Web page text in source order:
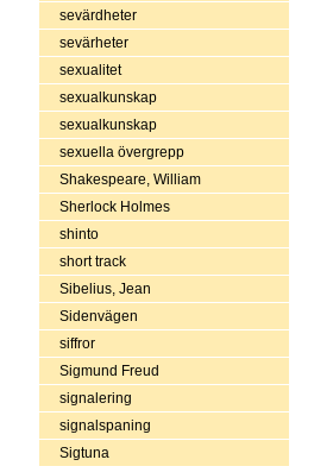
sevärdheter
sevärheter
sexualitet
sexualkunskap
sexualkunskap
sexuella övergrepp
Shakespeare, William
Sherlock Holmes
shinto
short track
Sibelius, Jean
Sidenvägen
siffror
Sigmund Freud
signalering
signalspaning
Sigtuna